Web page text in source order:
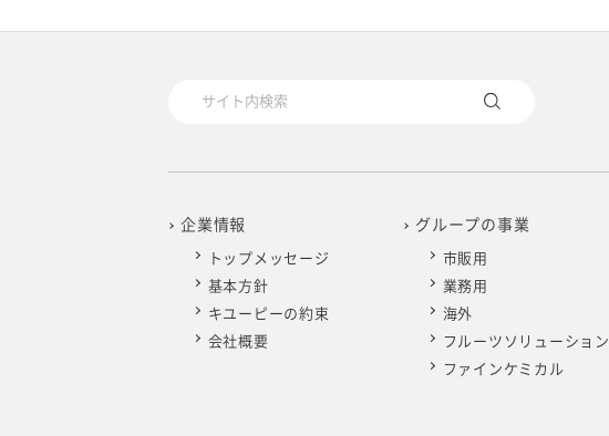
2025年2月
2024年3月
2024年1月
2023年4月
2023年2月
2023年1月
2022年5月
2022年3月
2022年2月
2022年1月
2021年6月
2021年4月
2021年3月
2021年2月
2020年7月
2020年5月
2020年4月
2020年3月
2019年8月
2019年7月
2019年6月
2019年5月
2019年4月
企業情報
トップメッセージ
基本方針
キユーピーの約束
会社概要
グループの事業
市販用
業務用
海外
フルーツソリューション
ファインケミカル